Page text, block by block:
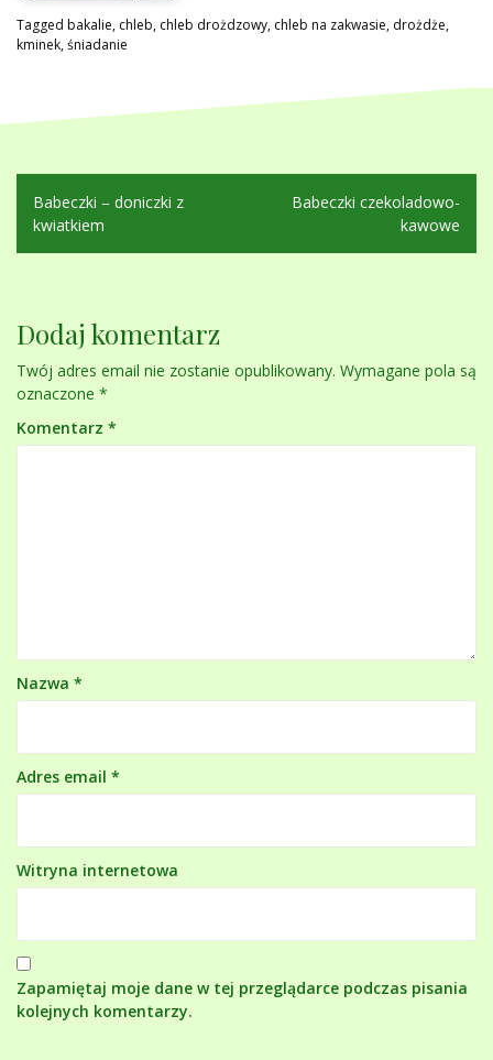
Tagged bakalie, chleb, chleb drożdzowy, chleb na zakwasie, drożdże,
kminek,śniadanie
Nawigacja
wpisu
Babeczki – doniczki z
kwiatkiem
Babeczki czekoladowo-
kawowe
Dodaj komentarz
Twój adres email nie zostanie opublikowany. Wymagane pola są
oznaczone *
Komentarz *
Nazwa *
Adres email *
Witryna internetowa
Zapamiętaj moje dane w tej przeglądarce podczas pisania
kolejnych komentarzy.